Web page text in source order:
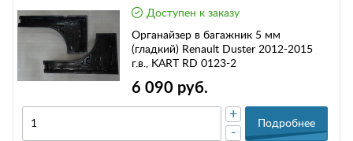
Доступен к заказу
Органайзер в багажник 5 мм
(гладкий) Renault Duster 2012-2015
г.в., KART RD 0123-2
6 090 руб.
-
+
Подробнее